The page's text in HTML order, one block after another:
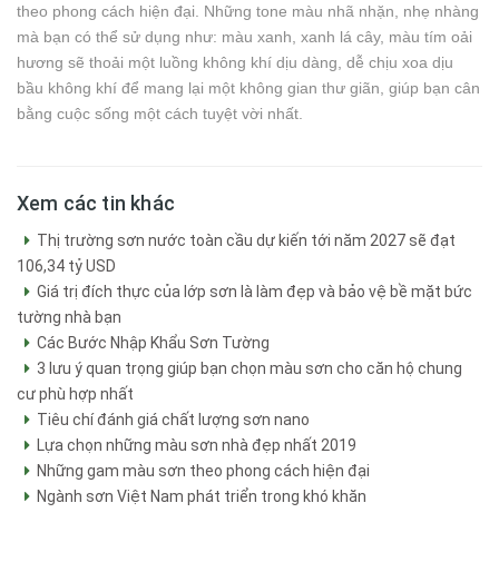
theo phong cách hiện đại. Những tone màu nhã nhặn, nhẹ nhàng
mà bạn có thể sử dụng như: màu xanh, xanh lá cây, màu tím oải
hương sẽ thoải một luồng không khí dịu dàng, dễ chịu xoa dịu
bầu không khí để mang lại một không gian thư giãn, giúp bạn cân
bằng cuộc sống một cách tuyệt vời nhất.
Xem các tin khác
Thị trường sơn nước toàn cầu dự kiến tới năm 2027 sẽ đạt
106,34 tỷ USD
Giá trị đích thực của lớp sơn là làm đẹp và bảo vệ bề mặt bức
tường nhà bạn
Các Bước Nhập Khẩu Sơn Tường
3 lưu ý quan trọng giúp bạn chọn màu sơn cho căn hộ chung
cư phù hợp nhất
Tiêu chí đánh giá chất lượng sơn nano
Lựa chọn những màu sơn nhà đẹp nhất 2019
Những gam màu sơn theo phong cách hiện đại
Ngành sơn Việt Nam phát triển trong khó khăn